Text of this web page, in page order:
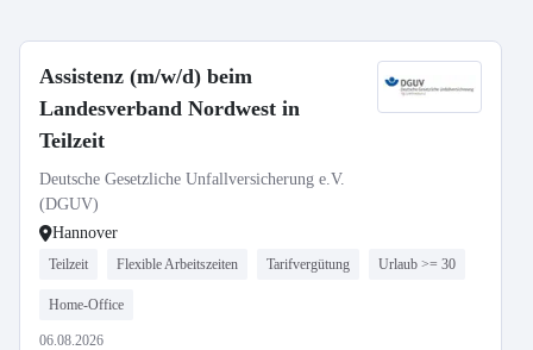
Assistenz (m/w/d) beim
Landesverband Nordwest in
Teilzeit
Deutsche Gesetzliche Unfallversicherung e.V.
(DGUV)
Hannover
Teilzeit Flexible Arbeitszeiten Tarifvergütung Urlaub >= 30
Home-Office
06.08.2026